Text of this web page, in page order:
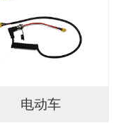
电动车